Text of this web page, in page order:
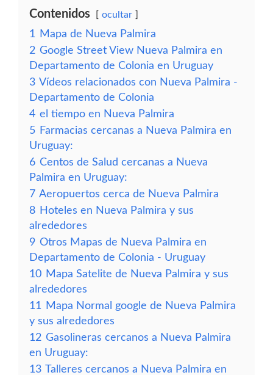
Contenidos ocultar
1
Mapa de Nueva Palmira
2 Google Street View Nueva Palmira en
Departamento de Colonia en Uruguay
3 Vídeos relacionados con Nueva Palmira -
Departamento de Colonia
4 el tiempo en Nueva Palmira
5 Farmacias cercanas a Nueva Palmira en
Uruguay:
6 Centos de Salud cercanas a Nueva
Palmira en Uruguay:
7 Aeropuertos cerca de Nueva Palmira
8 Hoteles en Nueva Palmira y sus
alrededores
9 Otros Mapas de Nueva Palmira en
Departamento de Colonia - Uruguay
10 Mapa Satelite de Nueva Palmira y sus
alrededores
11
Mapa Normal google de Nueva Palmira
y sus alrededores
12 Gasolineras cercanos a Nueva Palmira
en Uruguay:
13 Talleres cercanos a Nueva Palmira en